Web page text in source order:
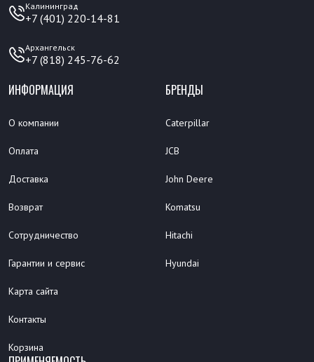
Калининград
+7 (401) 220-14-81
Архангельск
+7 (818) 245-76-62
ИНФОРМАЦИЯ
О компании
Оплата
Доставка
Возврат
Сотрудничество
Гарантии и сервис
Карта сайта
Контакты
Корзина
БРЕНДЫ
Caterpillar
JCB
John Deere
Komatsu
Hitachi
Hyundai